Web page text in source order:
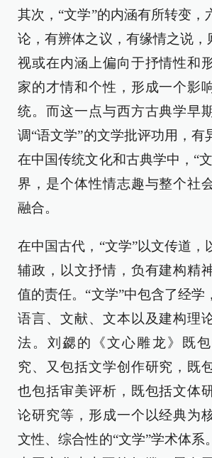
其次，“文学”的内涵有所转变，
论，有辨体之议，有缘情之说，
视或在内涵上偏向于抒情性和
家的才情和个性，形成一个影
统。而这一点与西方古典学早
调“语文学”的文学批评功用，有
在中国传统文化和古典学中，“
界，是个体性情志趣与整个社
融合。
在中国古代，“文学”以文传道，
辅政，以文抒情，负有建构精
值的责任。“文学”中包含了经学
语言、文献、文本以及建构理
法。刘勰的《文心雕龙》既
究、又包括文学创作研究，既
也包括审美评析，既包括文体
论研究等，形成一个以经典为
文性、综合性的“文学”学术体系